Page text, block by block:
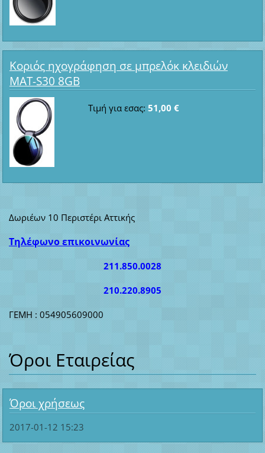
Κοριός ηχογράφηση σε μπρελόκ κλειδιών
MAT-S30 8GB
Τιμή για εσας: 51,00 €
Δωριέων 10 Περιστέρι Αττικής
Τηλέφωνο επικοινωνίας
211.850.0028
210.220.8905
ΓΕΜΗ : 054905609000
Όροι Εταιρείας
Όροι χρήσεως
2017-01-12 15:23